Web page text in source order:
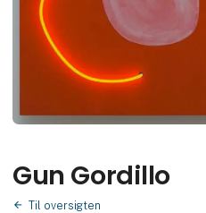
Gun Gordillo
Til oversigten